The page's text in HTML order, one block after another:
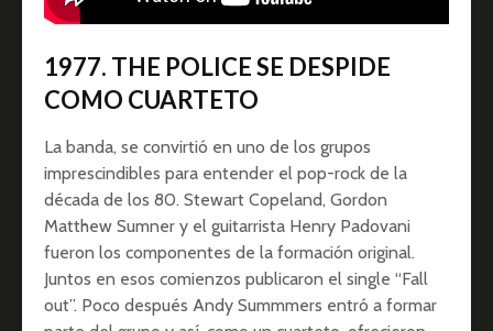
1977. THE POLICE SE DESPIDE
COMO CUARTETO
La banda, se convirtió en uno de los grupos
imprescindibles para entender el pop-rock de la
década de los 80. Stewart Copeland, Gordon
Matthew Sumner y el guitarrista Henry Padovani
fueron los componentes de la formación original.
Juntos en esos comienzos publicaron el single “Fall
out”. Poco después Andy Summmers entró a formar